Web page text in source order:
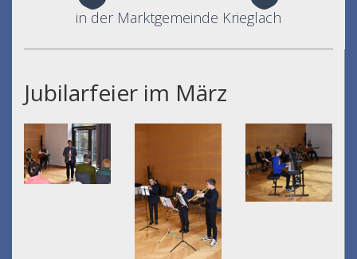
in der Marktgemeinde Krieglach
Jubilarfeier im März